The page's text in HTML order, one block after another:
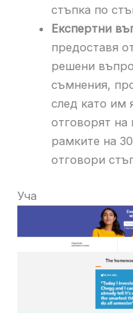
стъпка по
Експертни
предоставя
решени
съмнения,
след като им
отговорят на
рамките на
отговори
Уча